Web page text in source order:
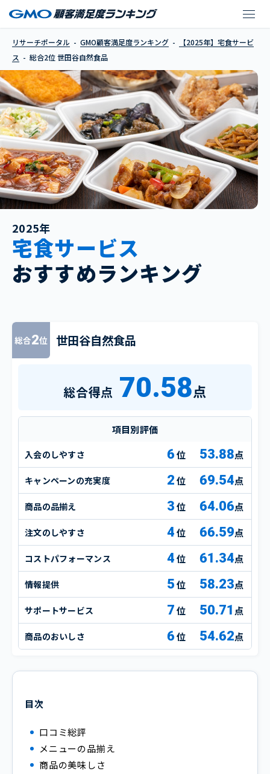
リサーチポータル GMO顧客満足度ランキング
【2025年】宅食サービ
ス
総合2位 世田谷自然食品
2025年
宅食サービス
おすすめランキング
総合2位 世田谷自然食品
総合得点 70.58点
項目別評価
入会のしやすさ 6 53.88点
キャンペーンの充実度 2 69.54点
商品の品揃え 3 64.06点
注文のしやすさ 4 66.59点
コストパフォーマンス 4 61.34点
情報提供 5 58.23点
サポートサービス 7 50.71 点
商品のおいしさ 6 54.62点
目次
口コミ総評
メニューの品揃え
商品の美味しさ